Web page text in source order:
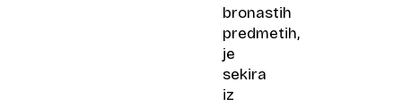
bronastih
predmetih,
je
sekira
iz